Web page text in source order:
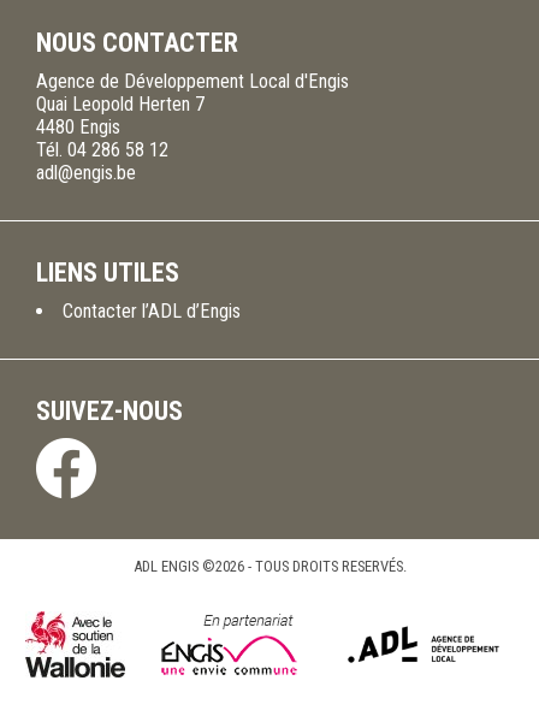
NOUS CONTACTER
Agence de Développement Local d'Engis
Quai Leopold Herten 7
4480 Engis
Tél. 04 286 58 12
adl@engis.be
LIENS UTILES
Contacter l’ADL d’Engis
SUIVEZ-NOUS
ADL ENGIS ©2026 - TOUS DROITS RESERVÉS.